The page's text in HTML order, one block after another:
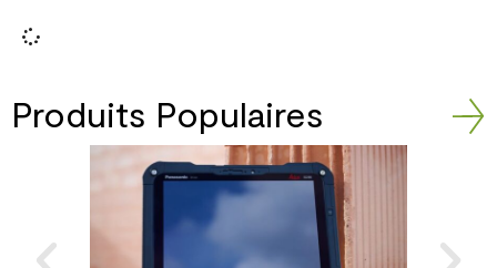
Produits Populaires